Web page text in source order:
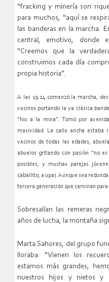
“fracking y minería son
para muchos, “aquí se
las banderas en la marcha.
central, emotivo, donde
“Creemos que la
construimos cada día
propia historia”.
A las 19.14 comenzó la marcha,
vecinos portando la ya clásica
“No a la mina”. Tomó por
masividad. La calle ancha estaba
vecinos de todas las edades,
abuelos gritando con pasión “no
posibles, y muchas parejas
caballito, a upa). Aunque sea
tercera generación que caminan
Sobresalían las remeras
años de lucha, la montaña
Marta Sahores, del grupo
lloraba: “Vienen los
estamos más grandes,
nuestros hijos y nietos y